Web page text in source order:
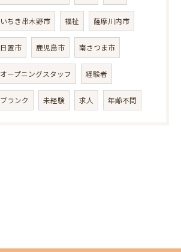
いちき串木野市 福祉 薩摩川内市
日置市 鹿児島市 南さつま市
オープニングスタッフ 経験者
ブランク 未経験 求人 年齢不問